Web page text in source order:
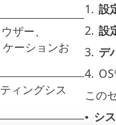
1. 設
2. 設
3. デ
4.
この
• シ